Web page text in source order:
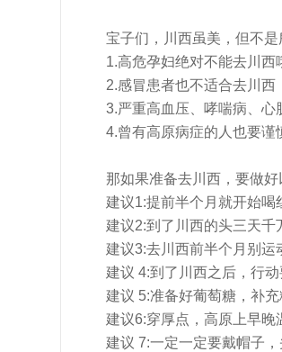
宝子们，川西虽美，但不
1.高危孕妇绝对不能去川西
2.感冒患者也不适合去川西
3.严重高血压、哮喘病、心
4.曾有高原病症的人也要谨
那如果准备去川西，要做好
建议1:提前半个月就开始喝
建议2:到了川西的头三天千
建议3:去川西前半个月别运
建议 4:到了川西之后，行
建议 5:准备好葡萄糖，补充
建议6:穿厚点，高原上早晚
建议 7:一定一定要戴帽子